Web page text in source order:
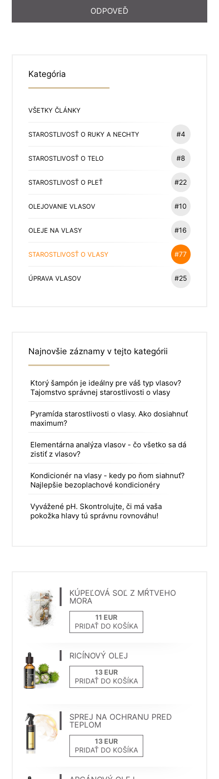
Kategória
VŠETKY ČLÁNKY
STAROSTLIVOSŤ O RUKY A NECHTY #4
STAROSTLIVOSŤ O TELO #8
STAROSTLIVOSŤ O PLEŤ #22
OLEJOVANIE VLASOV #10
OLEJE NA VLASY #16
STAROSTLIVOSŤ O VLASY #77
ÚPRAVA VLASOV #25
Najnovšie záznamy v tejto kategórii
Ktorý šampón je ideálny pre váš typ vlasov?
Tajomstvo správnej starostlivosti o vlasy
Pyramída starostlivosti o vlasy. Ako dosiahnuť
maximum?
Elementárna analýza vlasov - čo všetko sa dá
zistiť z vlasov?
Kondicionér na vlasy - kedy po ňom siahnuť?
Najlepšie bezoplachové kondicionéry
Vyvážené pH. Skontrolujte, či má vaša
pokožka hlavy tú správnu rovnováhu!
KÚPEĽOVÁ SOĽ Z MŔTVEHO
MORA
PRIDAŤ DO KOŠÍKA
RICÍNOVÝ OLEJ
PRIDAŤ DO KOŠÍKA
SPREJ NA OCHRANU PRED
TEPLOM
PRIDAŤ DO KOŠÍKA